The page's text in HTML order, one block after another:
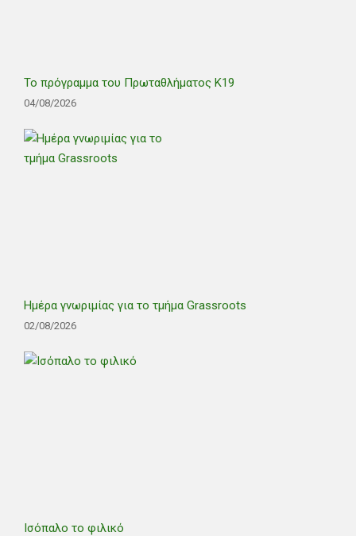
Το πρόγραμμα του Πρωταθλήματος Κ19
04/08/2026
Ημέρα γνωριμίας για το τμήμα Grassroots
02/08/2026
Ισόπαλο το φιλικό